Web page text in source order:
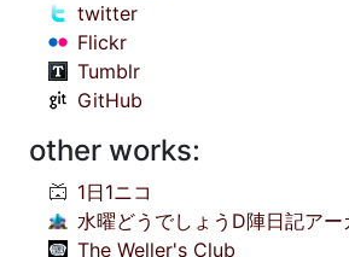
twitter
Flickr
Tumblr
GitHub
other works:
1日1ニコ
水曜どうでしょうD陣日記アー
The Weller's Club